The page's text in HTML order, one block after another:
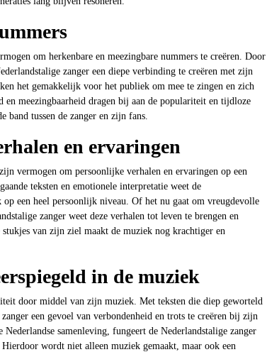
om herkenbare en meezingbare nummers te creëren. Door
zanger een diepe verbinding te creëren met zijn
het gemakkelijk voor het publiek om mee te zingen en zich
meezingbaarheid dragen bij aan de populariteit en tijdloze
band tussen de zanger en zijn fans.
en ervaringen
vermogen om persoonlijke verhalen en ervaringen op een
teksten en emotionele interpretatie weet de
een heel persoonlijk niveau. Of het nu gaat om vreugdevolle
zanger weet deze verhalen tot leven te brengen en
van zijn ziel maakt de muziek nog krachtiger en
in de muziek
door middel van zijn muziek. Met teksten die diep geworteld
een gevoel van verbondenheid en trots te creëren bij zijn
samenleving, fungeert de Nederlandstalige zanger
wordt niet alleen muziek gemaakt, maar ook een